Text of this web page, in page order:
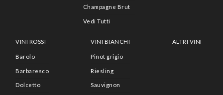
Champagne Brut
Vedi Tutti
VINI ROSSI
Barolo
Barbaresco
Dolcetto
VINI BIANCHI
Pinot grigio
Riesling
Sauvignon
ALTRI VINI